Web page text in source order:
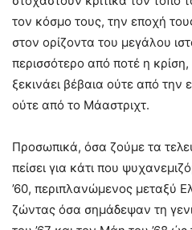
τον κόσμο τους, την εποχή
στον ορίζοντα του μεγάλου
περισσότερο από ποτέ η
ξεκινάει βέβαια ούτε από την
ούτε από το Mάαστριχτ.
Προσωπικά, όσα ζούμε τα
πείσει για κάτι που
’60, περιπλανώμενος μεταξύ
ζώντας όσα σημάδεψαν τη